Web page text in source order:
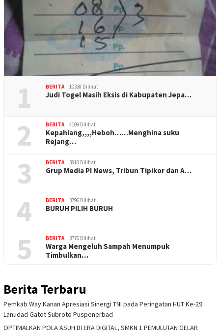
1 BERITA 10338 Dilihat
Judi Togel Masih Eksis di Kabupaten Jepa…
2 BERITA 4109 Dilihat
Kepahiang,,,,Heboh……Menghina suku
Rejang…
3 BERITA 3810 Dilihat
Grup Media PI News, Tribun Tipikor dan A…
4 BERITA 3796 Dilihat
BURUH PILIH BURUH
5 BERITA 3776 Dilihat
Warga Mengeluh Sampah Menumpuk
Timbulkan…
Berita Terbaru
Pemkab Way Kanan Apresiasi Sinergi TNI pada Peringatan HUT Ke-29
Lanudad Gatot Subroto Puspenerbad
OPTIMALKAN POLA ASUH DI ERA DIGITAL, SMKN 1 PEMULUTAN GELAR